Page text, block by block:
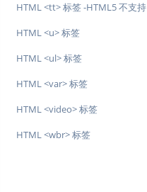
HTML <tt> 标签 -HTML5 不支持
HTML <u> 标签
HTML <ul> 标签
HTML <var> 标签
HTML <video> 标签
HTML <wbr> 标签